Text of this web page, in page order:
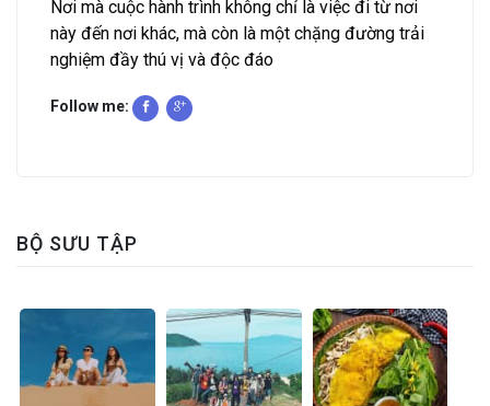
Nơi mà cuộc hành trình không chỉ là việc đi từ nơi
này đến nơi khác, mà còn là một chặng đường trải
nghiệm đầy thú vị và độc đáo
Follow me:
BỘ SƯU TẬP